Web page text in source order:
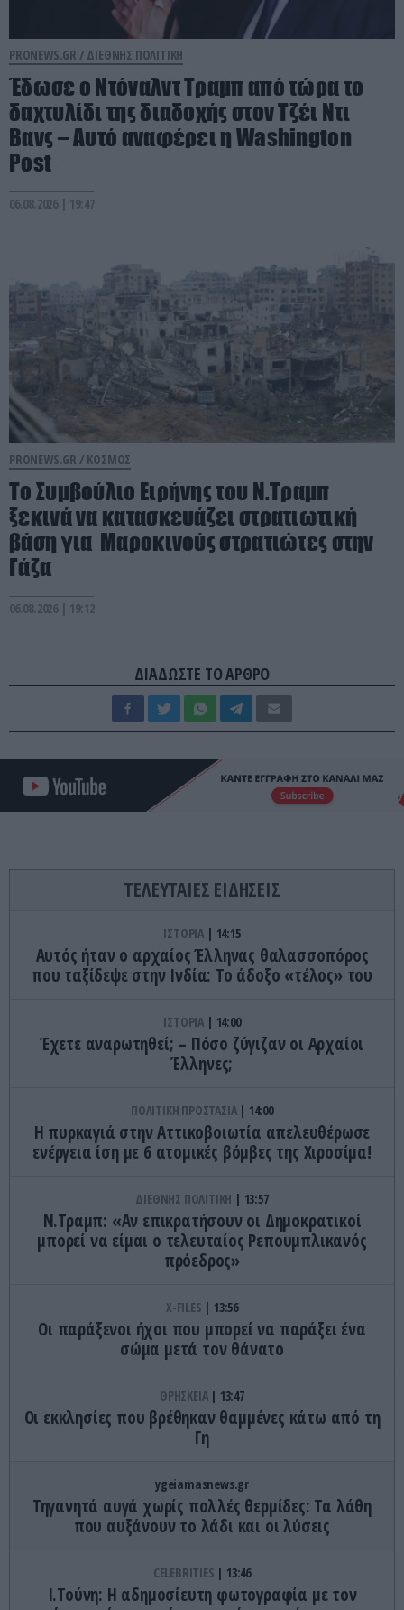
PRONEWS.GR / ΔΙΕΘΝΗΣ ΠΟΛΙΤΙΚΗ
Έδωσε ο Ντόναλντ Τραμπ από τώρα το
δαχτυλίδι της διαδοχής στον Τζέι Ντι
Βανς – Αυτό αναφέρει η Washington
Post
06.08.2026 | 19:47
PRONEWS.GR / ΚΟΣΜΟΣ
Το Συμβούλιο Ειρήνης του Ν.Τραμπ
ξεκινά να κατασκευάζει στρατιωτική
βάση για Μαροκινούς στρατιώτες στην
Γάζα
06.08.2026 | 19:12
ΔΙΑΔΩΣΤΕ ΤΟ ΑΡΘΡΟ
ΤΕΛΕΥΤΑΙΕΣ ΕΙΔΗΣΕΙΣ
ΙΣΤΟΡΙΑ 14:15
Αυτός ήταν ο αρχαίος Έλληνας θαλασσοπόρος
που ταξίδεψε στην Ινδία: To άδοξο «τέλος» του
ΙΣΤΟΡΙΑ 14:00
Έχετε αναρωτηθεί; – Πόσο ζύγιζαν οι Αρχαίοι
Έλληνες;
ΠΟΛΙΤΙΚΗ ΠΡΟΣΤΑΣΙΑ 14:00
Η πυρκαγιά στην Αττικοβοιωτία απελευθέρωσε
ενέργεια ίση με 6 ατομικές βόμβες της Χιροσίμα!
ΔΙΕΘΝΗΣ ΠΟΛΙΤΙΚΗ 13:57
Ν.Τραμπ: «Αν επικρατήσουν οι Δημοκρατικοί
μπορεί να είμαι ο τελευταίος Ρεπουμπλικανός
πρόεδρος»
X-FILES 13:56
Οι παράξενοι ήχοι που μπορεί να παράξει ένα
σώμα μετά τον θάνατο
ΘΡΗΣΚΕΙΑ 13:47
Οι εκκλησίες που βρέθηκαν θαμμένες κάτω από τη
Γη
ygeiamasnews.gr
Τηγανητά αυγά χωρίς πολλές θερμίδες: Τα λάθη
που αυξάνουν το λάδι και οι λύσεις
CELEBRITIES 13:46
Ι.Τούνη: Η αδημοσίευτη φωτογραφία με τον